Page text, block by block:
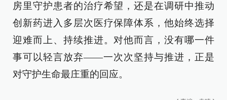
房里守护患者的治疗希望，还是在调研中推动
创新药进入多层次医疗保障体系，他始终选择
迎难而上、持续推进。对他而言，没有哪一件
事可以轻言放弃——一次次坚持与推进，正是
对守护生命最庄重的回应。